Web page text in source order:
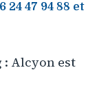
24 47 94 88 et
: Alcyon est